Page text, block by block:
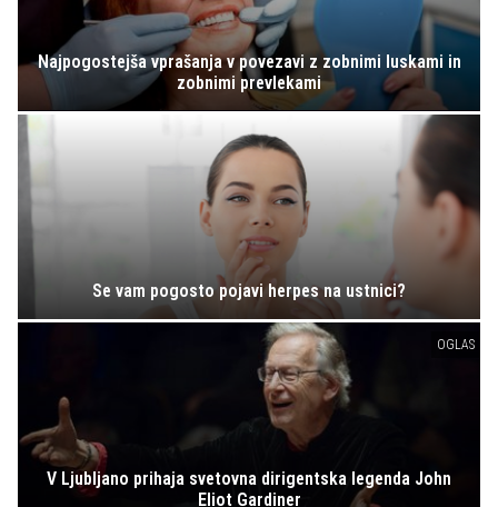
Najpogostejša vprašanja v povezavi z zobnimi luskami in
zobnimi prevlekami
Se vam pogosto pojavi herpes na ustnici?
OGLAS
V Ljubljano prihaja svetovna dirigentska legenda John
Eliot Gardiner